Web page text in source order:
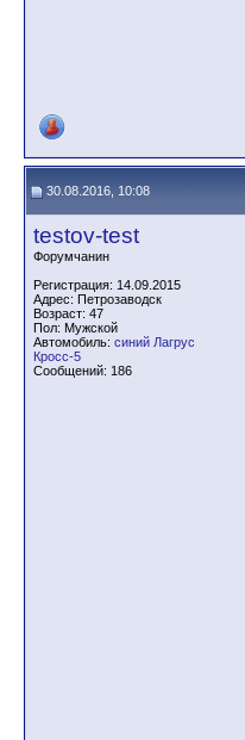
30.08.2016, 10:08
testov-test
Форумчанин
Регистрация: 14.09.2015
Адрес: Петрозаводск
Возраст: 47
Пол: Мужской
Автомобиль: синий Лагрус
Кросс-5
Сообщений: 186